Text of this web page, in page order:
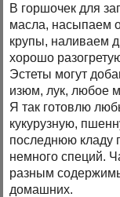
В горшочек для
масла, насыпаем
крупы, наливаем
хорошо
Эстеты могут
изюм, лук, любое
Я так готовлю
кукурузную,
последнюю кладу
немного специй.
разным
домашних.